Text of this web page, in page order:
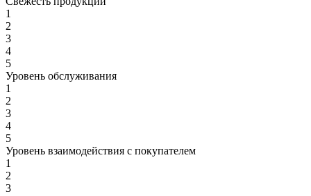
1
2
3
4
5
Уровень обслуживания
1
2
3
4
5
Уровень взаимодействия с покупателем
1
2
3